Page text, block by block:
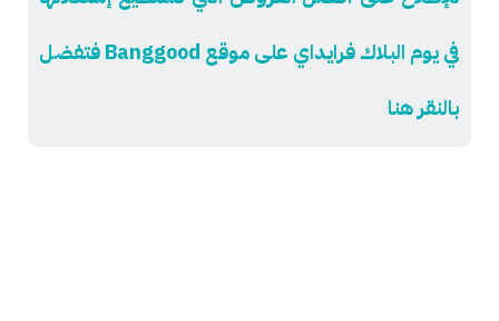
في يوم البلاك فرايداي على موقع Banggood فتفضل
بالنقر هنا